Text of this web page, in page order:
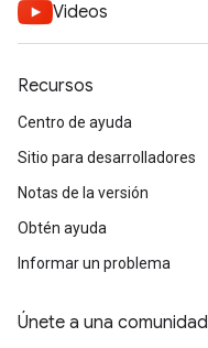
Videos
Recursos
Centro de ayuda
Sitio para desarrolladores
Notas de la versión
Obtén ayuda
Informar un problema
Únete a una comunidad